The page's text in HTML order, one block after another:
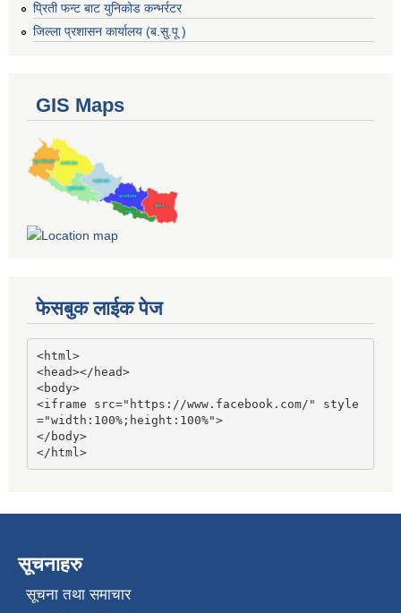
प्रिती फन्ट बाट युनिकोड कन्भर्रटर
जिल्ला प्रशासन कार्यालय (ब.सु.पू )
GIS Maps
फेसबुक लाईक पेज
<html>
<head></head>
<body>
<iframe src="https://www.facebook.com/" style
="width:100%;height:100%">
</body>
</html>
सूचनाहरु
सूचना तथा समाचार